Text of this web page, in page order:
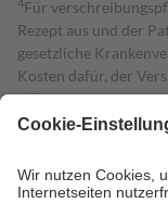
4Für
Rezept aus und der
gesetzliche
Kosten dafür, der
mit.
Grundsätzlich leisten
höchstens zehn Euro.
Kosten der Leistung